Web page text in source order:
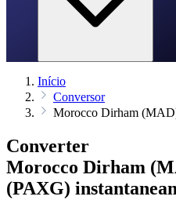
Início
Conversor
Morocco Dirham
Converter
Morocco Dirham
(PAXG)